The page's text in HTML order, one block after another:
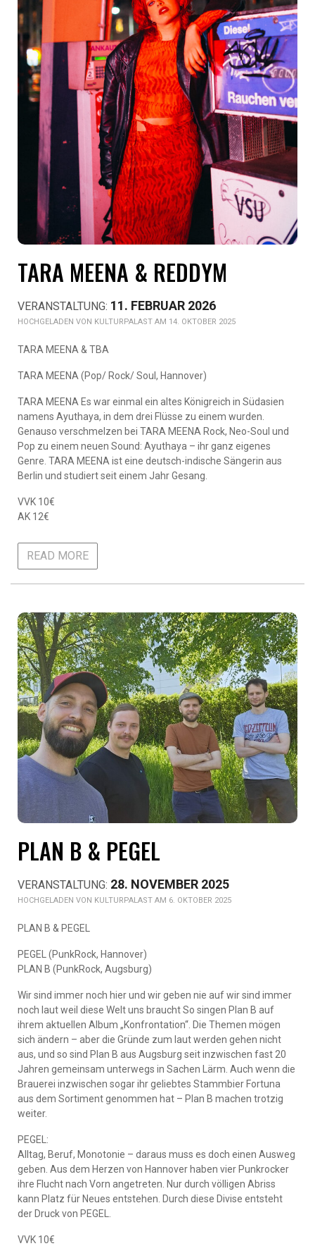
TARA MEENA & REDDYM
11. FEBRUAR 2026
KULTURPALAST AM 14. OKTOBER 2025
TARA MEENA & TBA
TARA MEENA (Pop/ Rock/ Soul, Hannover)
TARA MEENA Es war einmal ein altes Königreich in Südasien
namens Ayuthaya, in dem drei Flüsse zu einem wurden.
Genauso verschmelzen bei TARA MEENA Rock, Neo-Soul und
Pop zu einem neuen Sound: Ayuthaya – ihr ganz eigenes
Genre. TARA MEENA ist eine deutsch-indische Sängerin aus
Berlin und studiert seit einem Jahr Gesang.
VVK 10€
AK 12€
READ MORE
PLAN B & PEGEL
28. NOVEMBER 2025
KULTURPALAST AM 6. OKTOBER 2025
PLAN B & PEGEL
PEGEL (PunkRock, Hannover)
PLAN B (PunkRock, Augsburg)
Wir sind immer noch hier und wir geben nie auf wir sind immer
noch laut weil diese Welt uns braucht So singen Plan B auf
ihrem aktuellen Album „Konfrontation“. Die Themen mögen
sich ändern – aber die Gründe zum laut werden gehen nicht
aus, und so sind Plan B aus Augsburg seit inzwischen fast 20
Jahren gemeinsam unterwegs in Sachen Lärm. Auch wenn die
Brauerei inzwischen sogar ihr geliebtes Stammbier Fortuna
aus dem Sortiment genommen hat – Plan B machen trotzig
weiter.
PEGEL:
Alltag, Beruf, Monotonie – daraus muss es doch einen Ausweg
geben. Aus dem Herzen von Hannover haben vier Punkrocker
ihre Flucht nach Vorn angetreten. Nur durch völligen Abriss
kann Platz für Neues entstehen. Durch diese Divise entsteht
der Druck von PEGEL.
VVK 10€